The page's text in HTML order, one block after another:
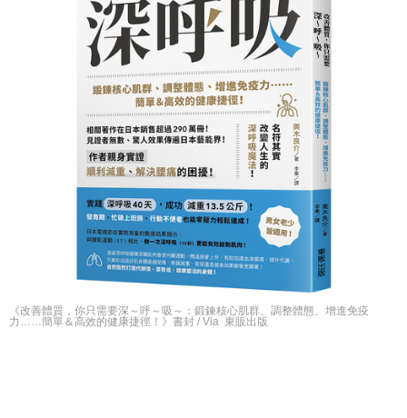
《改善體質，你只需要深～呼～吸～：鍛鍊核心肌群、調整體態、增進免疫
力……簡單＆高效的健康捷徑！》書封 / Via 東販出版